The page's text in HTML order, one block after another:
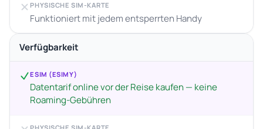
PHYSISCHE SIM-KARTE
Funktioniert mit jedem entsperrten Handy
Verfügbarkeit
ESIM (ESIMY)
Datentarif online vor der Reise kaufen — keine
Roaming-Gebühren